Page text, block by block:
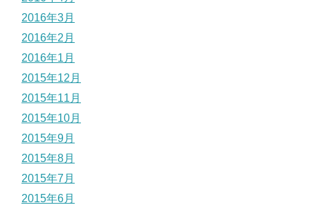
2016年3月
2016年2月
2016年1月
2015年12月
2015年11月
2015年10月
2015年9月
2015年8月
2015年7月
2015年6月